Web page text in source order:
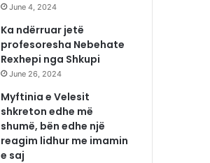
June 4, 2024
Ka ndërruar jetë
profesoresha Nebehate
Rexhepi nga Shkupi
June 26, 2024
Myftinia e Velesit
shkreton edhe më
shumë, bën edhe një
reagim lidhur me imamin
e saj